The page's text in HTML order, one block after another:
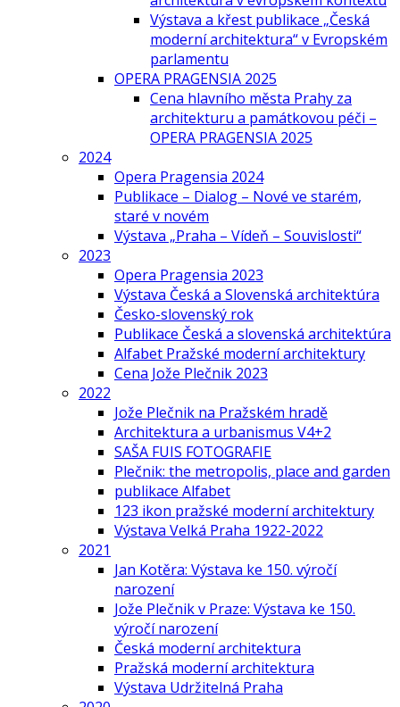
Výstava a křest publikace „Česká
moderní architektura“ v Evropském
parlamentu
OPERA PRAGENSIA 2025
Cena hlavního města Prahy za
architekturu a památkovou péči –
OPERA PRAGENSIA 2025
2024
Opera Pragensia 2024
Publikace – Dialog – Nové ve starém,
staré v novém
Výstava „Praha – Vídeň – Souvislosti“
2023
Opera Pragensia 2023
Výstava Česká a Slovenská architektúra
Česko-slovenský rok
Publikace Česká a slovenská architektúra
Alfabet Pražské moderní architektury
Cena Jože Plečnik 2023
2022
Jože Plečnik na Pražském hradě
Architektura a urbanismus V4+2
SAŠA FUIS FOTOGRAFIE
Plečnik: the metropolis, place and garden
publikace Alfabet
123 ikon pražské moderní architektury
Výstava Velká Praha 1922-2022
2021
Jan Kotěra: Výstava ke 150. výročí
narození
Jože Plečnik v Praze: Výstava ke 150.
výročí narození
Česká moderní architektura
Pražská moderní architektura
Výstava Udržitelná Praha